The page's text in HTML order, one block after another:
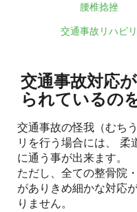
腰椎捻挫
交通事故リハビリ
交通事故対応
られているの
交通事故の怪我（むち
リを行う場合には、 柔
に通う事が出来ます。
ただし、全ての整骨院
がありきめ細かな対応
りません。